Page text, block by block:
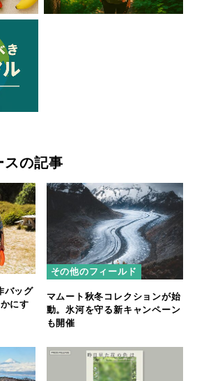
スの記事
バッグ
にす
その他のフィールド
マムート秋冬コレクションが始
動。氷河を守る新キャンペーン
も開催